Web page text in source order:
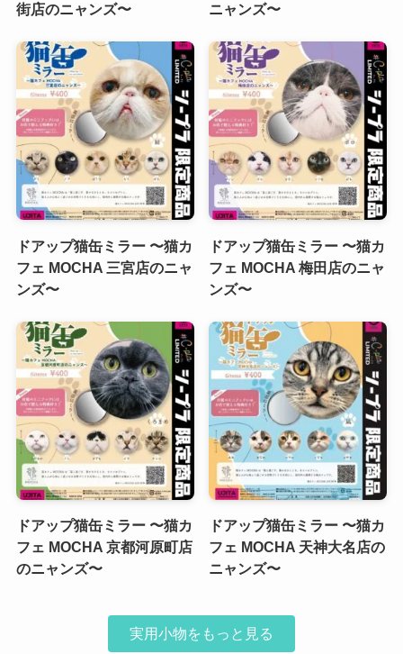
街店のニャンズ〜
ニャンズ〜
ドアップ猫缶ミラー 〜猫カ
フェ MOCHA 三宮店のニャ
ンズ〜
ドアップ猫缶ミラー 〜猫カ
フェ MOCHA 梅田店のニャ
ンズ〜
ドアップ猫缶ミラー 〜猫カ
フェ MOCHA 京都河原町店
のニャンズ〜
ドアップ猫缶ミラー 〜猫カ
フェ MOCHA 天神大名店の
ニャンズ〜
実用小物をもっと見る